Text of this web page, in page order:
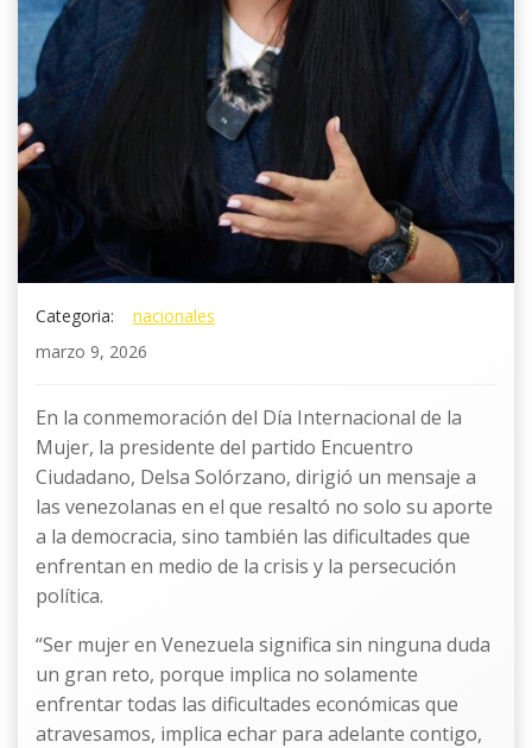
Categoria:
nacionales
marzo 9, 2026
En la conmemoración del Día Internacional de la
Mujer, la presidente del partido Encuentro
Ciudadano, Delsa Solórzano, dirigió un mensaje a
las venezolanas en el que resaltó no solo su aporte
a la democracia, sino también las dificultades que
enfrentan en medio de la crisis y la persecución
política.
“Ser mujer en Venezuela significa sin ninguna duda
un gran reto, porque implica no solamente
enfrentar todas las dificultades económicas que
atravesamos, implica echar para adelante contigo,